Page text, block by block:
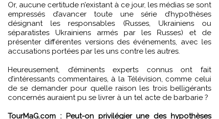
Or, aucune certitude n’existant à ce jour, les médias se sont
empressés d’avancer toute une série d’hypothèses
désignant les responsables (Russes, Ukrainiens ou
séparatistes Ukrainiens armés par les Russes) et de
présenter différentes versions des événements, avec les
accusations portées par les uns contre les autres.
Heureusement, d’éminents experts connus ont fait
d’intéressants commentaires, à la Télévision, comme celui
de se demander pour quelle raison les trois belligérants
concernés auraient pu se livrer à un tel acte de barbarie ?
TourMaG.com : Peut-on privilégier une des hypothèses